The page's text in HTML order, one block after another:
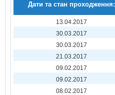
Дати та стан проходження:
13.04.2017
30.03.2017
30.03.2017
21.03.2017
09.02.2017
09.02.2017
08.02.2017